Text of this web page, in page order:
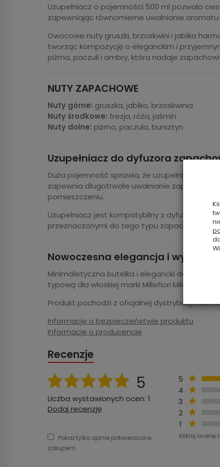
Uzupełniacz o pojemności 500 ml pozwala
zapewniając równomierne uwalnianie
Owocowe nuty gruszki, brzoskwini i jabłka
tworząc kompozycję o eleganckim i
piżma, paczuli i ambry, która nadaje zapachowi
NUTY ZAPACHOWE
Nuty górne: gruszka, jabłko, brzoskwinia
Nuty środkowe: frezja, róża, jaśmin
Nuty dolne: piżmo, paczula, bursztyn
Uzupełniacz do dyfuzora
Duża pojemność sprawia, że uzupełniacz jest
zapewnia długotrwałe uwalnianie zapachu
pomieszczeniu.
Uzupełniacz jest kompatybilny z dyfuzorami
przeznaczonymi do tego typu zapachów.
Nowoczesna elegancja i wysoka
Minimalistyczna butelka i elegancki design
typową dla włoskiej marki Millefiori Milano.
Produkt pochodzi z oficjalnej dystrybucji
Informacje o bezpieczeństwie produktu
Informacje o producencie
Recenzje
5
Liczba wystawionych ocen: 1
Dodaj recenzję
Pokaż tylko opinie potwierdzone
zakupem
5
4
3
2
1
Kliknij ocenę